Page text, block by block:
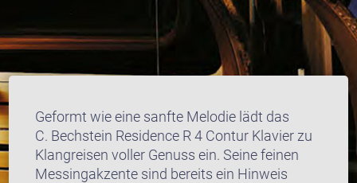
Geformt wie eine sanfte Melodie lädt das
C. Bechstein Residence R 4 Contur Klavier zu
Klangreisen voller Genuss ein. Seine feinen
Messingakzente sind bereits ein Hinweis